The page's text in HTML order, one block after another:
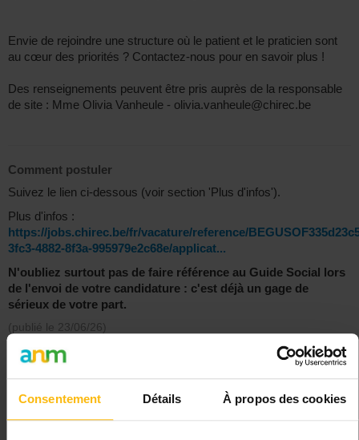
Consentement Détails À propos des cookies
Envie de rejoindre une structure où le patient et le praticien sont
au cœur des priorités ? Contactez-nous pour en savoir plus !
Des renseignements peuvent être pris auprès de la responsable
de site : Mme Olivia Vanheule - olivia.vanheule@chirec.be
Comment postuler
Suivez le lien ci-dessous (voir section 'Plus d'infos').
Plus d'infos :
https://jobs.chirec.be/fr/vacature/reference/
3fc3-4882-8f3a-995979e2c68e/applicat...
N'oubliez surtout pas de faire référence au Guide Social lors
de l'envoi de votre candidature : c'est déjà un gage de
sérieux de votre part.
(publié le 23/06/26